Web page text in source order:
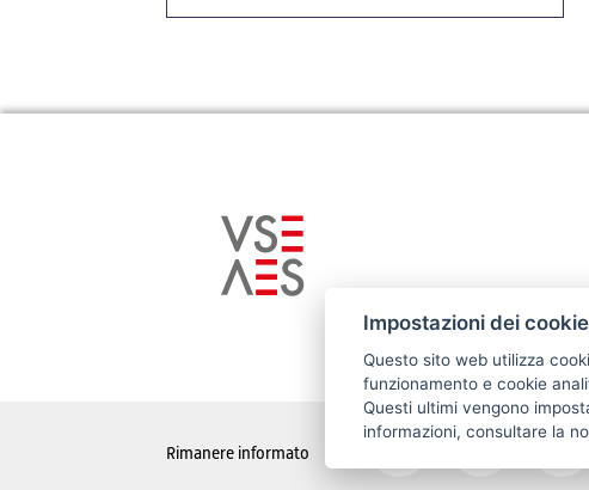
Rimanere informato
Impostazioni dei cookie
Questo sito web utilizza
funzionamento e cookie
Questi ultimi vengono
informazioni, consultare la